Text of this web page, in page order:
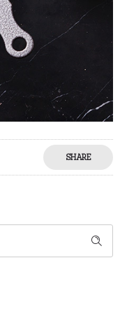
SHARE